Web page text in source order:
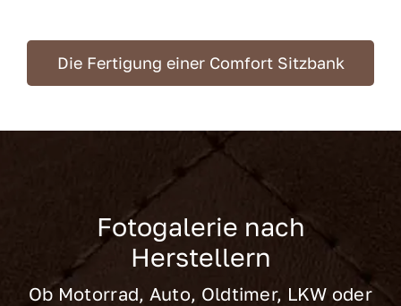
Die Fertigung einer Comfort Sitzbank
Fotogalerie nach
Herstellern
Ob Motorrad, Auto, Oldtimer, LKW oder